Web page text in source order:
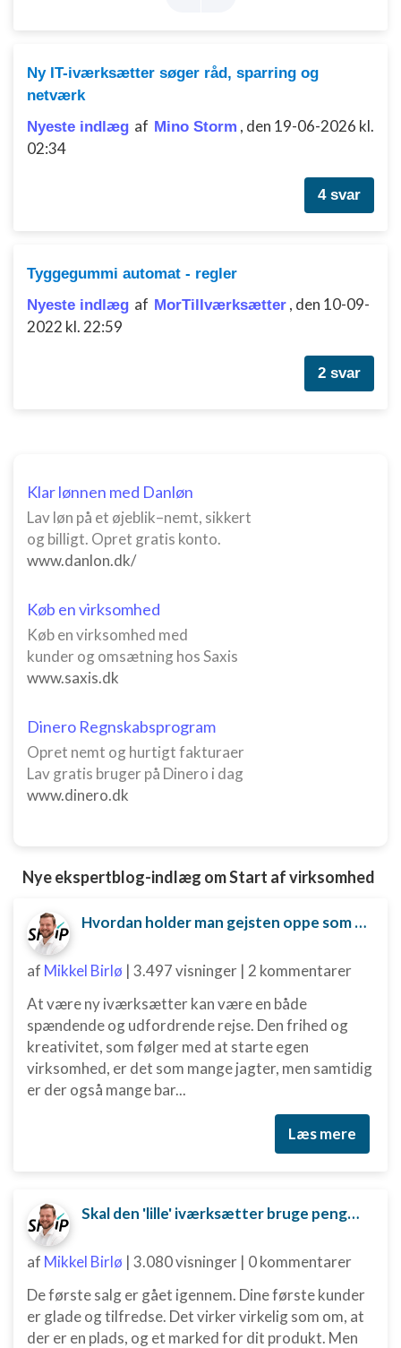
Ny IT-iværksætter søger råd, sparring og
netværk
Nyeste indlæg af Mino Storm , den 19-06-2026 kl.
02:34
4 svar
Tyggegummi automat - regler
Nyeste indlæg af MorTilIværksætter , den 10-09-
2022 kl. 22:59
2 svar
Klar lønnen med Danløn
Lav løn på et øjeblik–nemt, sikkert
og billigt. Opret gratis konto.
www.danlon.dk/
Køb en virksomhed
Køb en virksomhed med
kunder og omsætning hos Saxis
www.saxis.dk
Dinero Regnskabsprogram
Opret nemt og hurtigt fakturaer
Lav gratis bruger på Dinero i dag
www.dinero.dk
Nye ekspertblog-indlæg om Start af virksomhed
Hvordan holder man gejsten oppe som ny iværksætter?
af Mikkel Birlø | 3.497 visninger | 2 kommentarer
At være ny iværksætter kan være en både
spændende og udfordrende rejse. Den frihed og
kreativitet, som følger med at starte egen
virksomhed, er det som mange jagter, men samtidig
er der også mange bar...
Læs mere
Skal den 'lille' iværksætter bruge penge på digital marketing?
af Mikkel Birlø | 3.080 visninger | 0 kommentarer
De første salg er gået igennem. Dine første kunder
er glade og tilfredse. Det virker virkelig som om, at
der er en plads, og et marked for dit produkt. Men